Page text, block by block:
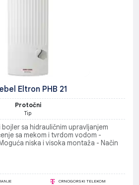
Eltron PHB 21
Protočni
Tip
sa hidrauličnim upravljanjem
sa mekom i tvrdom vodom -
niska i visoka montaža - Način
CRNOGORSKI TELEKOM